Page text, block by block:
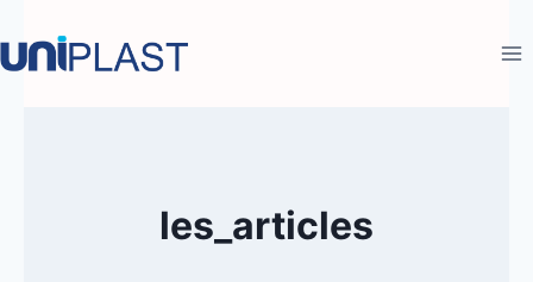
les_articles